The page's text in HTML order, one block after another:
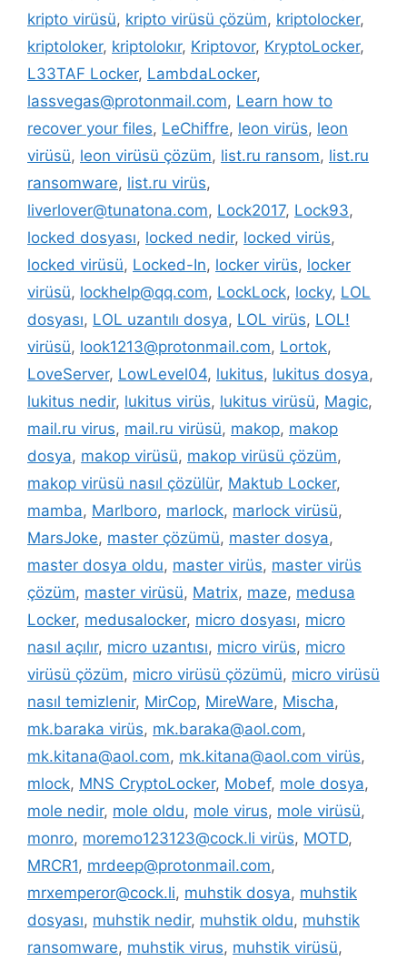
kripto virüsü, kripto virüsü çözüm, kriptolocker,
kriptoloker, kriptolokır, Kriptovor, KryptoLocker,
L33TAF Locker, LambdaLocker,
lassvegas@protonmail.com, Learn how to
recover your files, LeChiffre, leon virüs, leon
virüsü, leon virüsü çözüm, list.ru ransom, list.ru
ransomware, list.ru virüs,
liverlover@tunatona.com, Lock2017, Lock93,
locked dosyası, locked nedir, locked virüs,
locked virüsü, Locked-In, locker virüs, locker
virüsü, lockhelp@qq.com, LockLock, locky, LOL
dosyası, LOL uzantılı dosya, LOL virüs, LOL!
virüsü, look1213@protonmail.com, Lortok,
LoveServer, LowLevel04, lukitus, lukitus dosya,
lukitus nedir, lukitus virüs, lukitus virüsü, Magic,
mail.ru virus, mail.ru virüsü, makop, makop
dosya, makop virüsü, makop virüsü çözüm,
makop virüsü nasıl çözülür, Maktub Locker,
mamba, Marlboro, marlock, marlock virüsü,
MarsJoke, master çözümü, master dosya,
master dosya oldu, master virüs, master virüs
çözüm, master virüsü, Matrix, maze, medusa
Locker, medusalocker, micro dosyası, micro
nasıl açılır, micro uzantısı, micro virüs, micro
virüsü çözüm, micro virüsü çözümü, micro virüsü
nasıl temizlenir, MirCop, MireWare, Mischa,
mk.baraka virüs, mk.baraka@aol.com,
mk.kitana@aol.com, mk.kitana@aol.com virüs,
mlock, MNS CryptoLocker, Mobef, mole dosya,
mole nedir, mole oldu, mole virus, mole virüsü,
monro, moremo123123@cock.li virüs, MOTD,
MRCR1, mrdeep@protonmail.com,
mrxemperor@cock.li, muhstik dosya, muhstik
dosyası, muhstik nedir, muhstik oldu, muhstik
ransomware, muhstik virus, muhstik virüsü,